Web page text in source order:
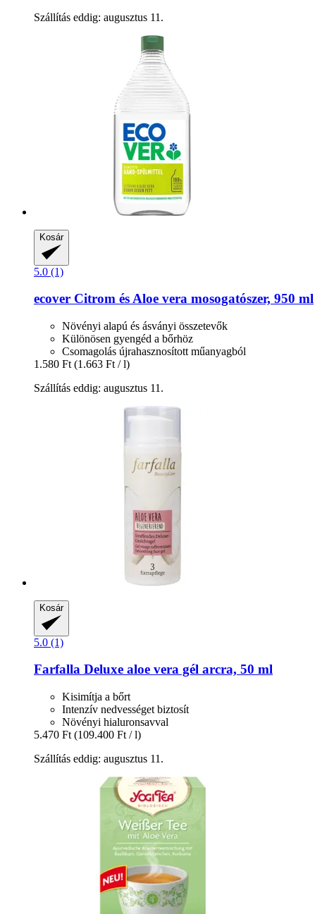
Szállítás eddig: augusztus 11.
Kosár
5.0 (1)
ecover Citrom és Aloe vera mosogatószer, 950 ml
Növényi alapú és ásványi összetevők
Különösen gyengéd a bőrhöz
Csomagolás újrahasznosított műanyagból
1.580 Ft (1.663 Ft / l)
Szállítás eddig: augusztus 11.
Kosár
5.0 (1)
Farfalla Deluxe aloe vera gél arcra, 50 ml
Kisimítja a bőrt
Intenzív nedvességet biztosít
Növényi hialuronsavval
5.470 Ft (109.400 Ft / l)
Szállítás eddig: augusztus 11.